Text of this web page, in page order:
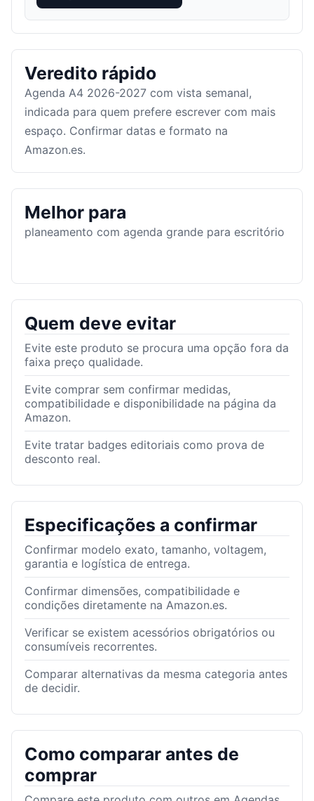
Veredito rápido
Agenda A4 2026-2027 com vista semanal,
indicada para quem prefere escrever com mais
espaço. Confirmar datas e formato na
Amazon.es.
Melhor para
planeamento com agenda grande para escritório
Quem deve evitar
Evite este produto se procura uma opção fora da
faixa preço qualidade.
Evite comprar sem confirmar medidas,
compatibilidade e disponibilidade na página da
Amazon.
Evite tratar badges editoriais como prova de
desconto real.
Especificações a confirmar
Confirmar modelo exato, tamanho, voltagem,
garantia e logística de entrega.
Confirmar dimensões, compatibilidade e
condições diretamente na Amazon.es.
Verificar se existem acessórios obrigatórios ou
consumíveis recorrentes.
Comparar alternativas da mesma categoria antes
de decidir.
Como comparar antes de
comprar